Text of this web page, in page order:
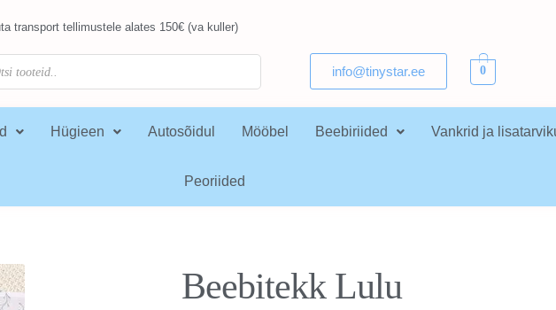
transport tellimustele alates 150€ (va kuller)
info@tinystar.ee 0
Hügieen Autosõidul Mööbel Beebiriided Vankrid ja
Peoriided
Beebitekk Lulu